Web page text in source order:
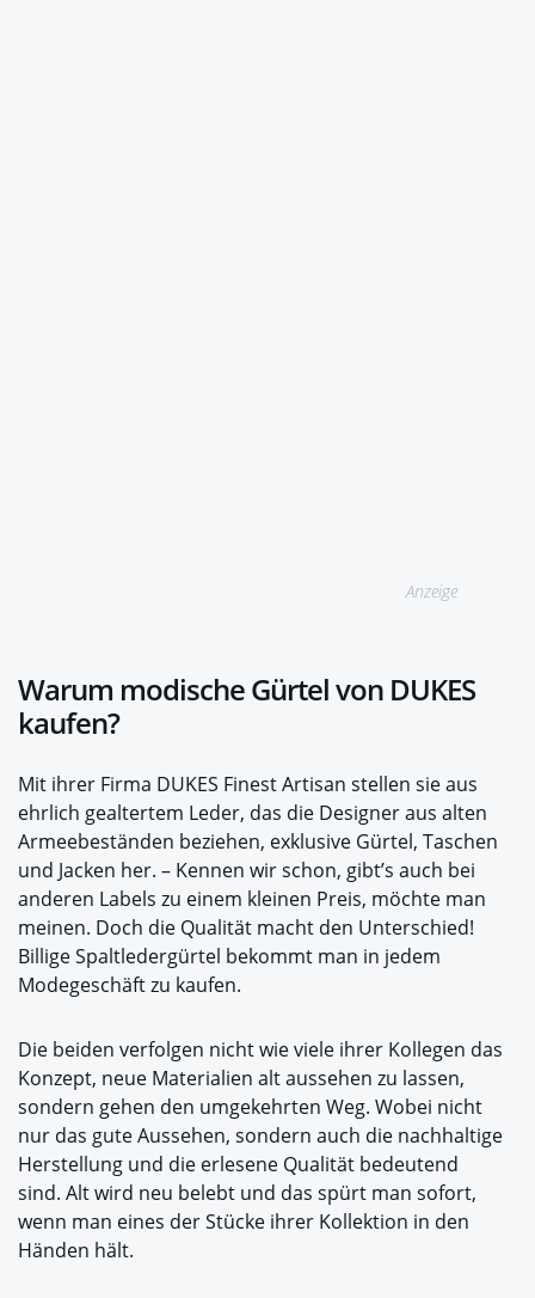
Anzeige
Warum modische Gürtel von DUKES
kaufen?
Mit ihrer Firma DUKES Finest Artisan stellen sie aus
ehrlich gealtertem Leder, das die Designer aus alten
Armeebeständen beziehen, exklusive Gürtel, Taschen
und Jacken her. – Kennen wir schon, gibt’s auch bei
anderen Labels zu einem kleinen Preis, möchte man
meinen. Doch die Qualität macht den Unterschied!
Billige Spaltledergürtel bekommt man in jedem
Modegeschäft zu kaufen.
Die beiden verfolgen nicht wie viele ihrer Kollegen das
Konzept, neue Materialien alt aussehen zu lassen,
sondern gehen den umgekehrten Weg. Wobei nicht
nur das gute Aussehen, sondern auch die nachhaltige
Herstellung und die erlesene Qualität bedeutend
sind. Alt wird neu belebt und das spürt man sofort,
wenn man eines der Stücke ihrer Kollektion in den
Händen hält.